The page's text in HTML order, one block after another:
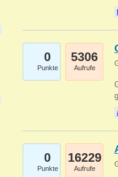
0
Punkte
5306
Aufrufe
0
Punkte
16229
Aufrufe